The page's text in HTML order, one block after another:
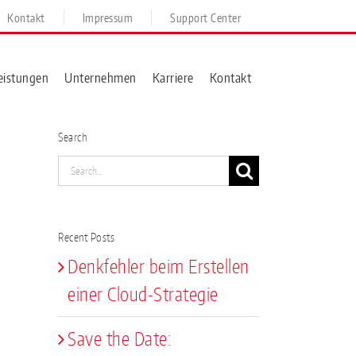
Kontakt Impressum Support Center
Unternehmen Karriere Kontakt
Search
Search
for:
Recent Posts
Denkfehler beim Erstellen
einer Cloud-Strategie
Save the Date: